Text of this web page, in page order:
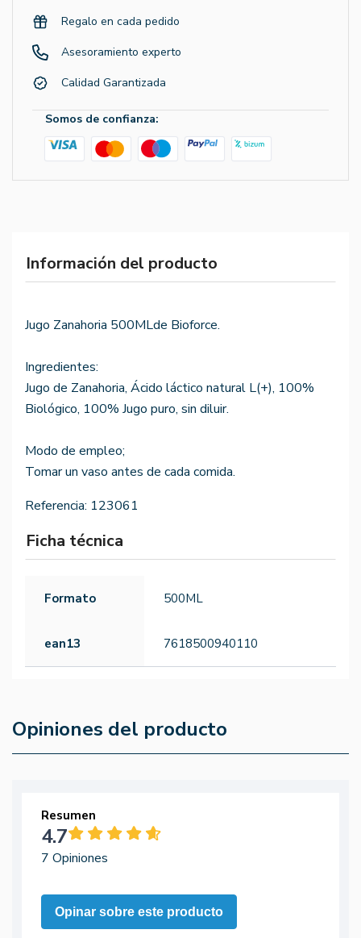
Regalo en cada pedido
Asesoramiento experto
Calidad Garantizada
Somos de confianza:
Información del producto
Jugo Zanahoria 500MLde Bioforce.
Ingredientes:
Jugo de Zanahoria, Ácido láctico natural L(+), 100%
Biológico, 100% Jugo puro, sin diluir.
Modo de empleo;
Tomar un vaso antes de cada comida.
Referencia: 123061
Ficha técnica
Formato 500ML
ean13 7618500940110
Opiniones del producto
Resumen
4.7
7 Opiniones
Opinar sobre este producto